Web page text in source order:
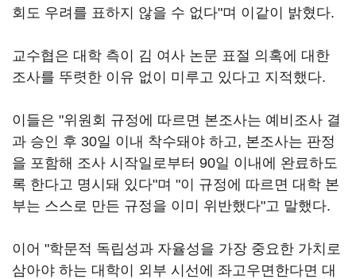
회도 우려를 표하지 않을 수 없다"며 이같이 밝혔다.
교수협은 대학 측이 김 여사 논문 표절 의혹에 대한
조사를 뚜렷한 이유 없이 미루고 있다고 지적했다.
이들은 "위원회 규정에 따르면 본조사는 예비조사 결
과 승인 후 30일 이내 착수돼야 하고, 본조사는 판정
을 포함해 조사 시작일로부터 90일 이내에 완료하도
록 한다고 명시돼 있다"며 "이 규정에 따르면 대학 본
부는 스스로 만든 규정을 이미 위반했다"고 말했다.
이어 "학문적 독립성과 자율성을 가장 중요한 가치로
삼아야 하는 대학이 외부 시선에 좌고우면한다면 대